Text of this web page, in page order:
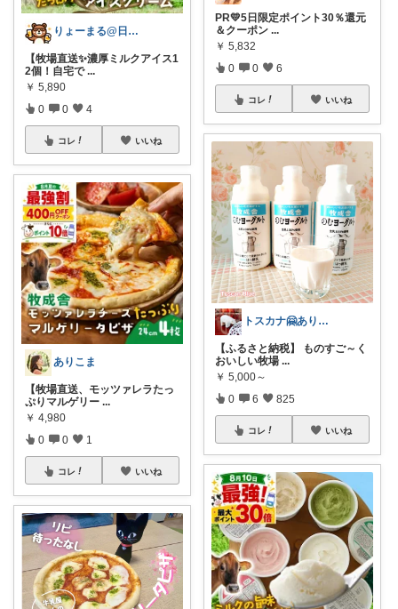
りょーまる@日用品×ファッション
【牧場直送✨濃厚ミルクアイス1
2個！自宅で ...
￥ 5,890
0 0 4
コレ いいね
ありこま
【牧場直送、モッツァレラたっ
ぷりマルゲリー ...
￥ 4,980
0 0 1
コレ いいね
PR💛5日限定ポイント30％還元
＆クーポン ...
￥ 5,832
0 0 6
コレ いいね
トスカナ🤗ありがとうございます💕
【ふるさと納税】 ものすご～く
おいしい牧場 ...
￥ 5,000～
0 6 825
コレ いいね